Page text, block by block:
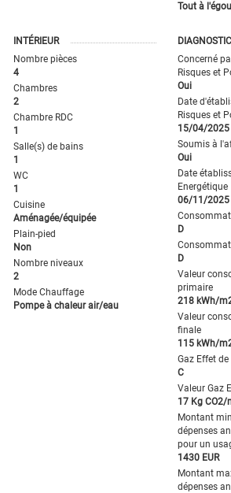
Tout à
INTÉRIEUR
Nombre pièces
4
Chambres
2
Chambre RDC
1
Salle(s) de bains
1
WC
1
Cuisine
Aménagée/équipée
Plain-pied
Non
Nombre niveaux
2
Mode Chauffage
Pompe à chaleur air/eau
Concerné
Risques et
Oui
Date
Risques et
15/04/2025
Soumis à
Oui
Date
Energétique
06/11/2025
D
D
Valeur
primaire
218 kWh/
Valeur
finale
115 kWh/
Gaz Effet de
C
Valeur Gaz
17 Kg
Montant
dépenses
pour un
1430 EUR
Montant
dépenses